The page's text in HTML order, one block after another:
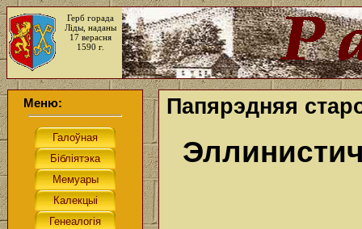
Герб горада
Ліды, наданы
17 верасня
1590 г.
Меню: Папярэдняя